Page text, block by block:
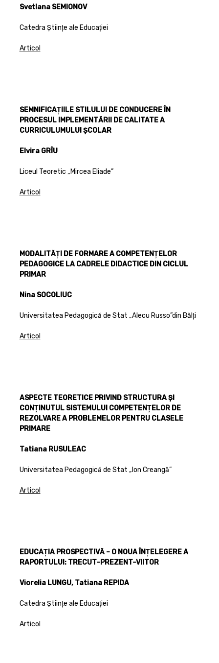
Svetlana SEMIONOV
Catedra Ştiinţe ale Educaţiei
Articol
SEMNIFICAŢIILE STILULUI DE CONDUCERE ÎN
PROCESUL IMPLEMENTĂRII DE CALITATE A
CURRICULUMULUI ŞCOLAR
Elvira GRÎU
Liceul Teoretic „Mircea Eliade”
Articol
MODALITĂŢI DE FORMARE A COMPETENŢELOR
PEDAGOGICE LA CADRELE DIDACTICE DIN CICLUL
PRIMAR
Nina SOCOLIUC
Universitatea Pedagogică de Stat „Alecu Russo”din Bălţi
Articol
ASPECTE TEORETICE PRIVIND STRUCTURA ŞI
CONŢINUTUL SISTEMULUI COMPETENŢELOR DE
REZOLVARE A PROBLEMELOR PENTRU CLASELE
PRIMARE
Tatiana RUSULEAC
Universitatea Pedagogică de Stat „Ion Creangă”
Articol
EDUCAŢIA PROSPECTIVĂ – O NOUA ÎNŢELEGERE A
RAPORTULUI: TRECUT–PREZENT–VIITOR
Viorelia LUNGU, Tatiana REPIDA
Catedra Ştiinţe ale Educaţiei
Articol